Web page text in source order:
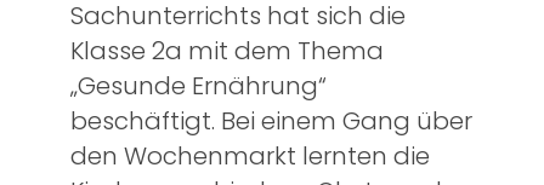
Sachunterrichts hat sich die
Klasse 2a mit dem Thema
„Gesunde Ernährung“
beschäftigt. Bei einem Gang über
den Wochenmarkt lernten die